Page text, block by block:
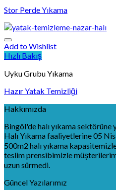
Stor Perde Yıkama
Add to Wishlist
Hızlı Bakış
Uyku Grubu Yıkama
Hazır Yatak Temizliği
Hakkımızda
Bingöl'de halı yıkama
Halı Yıkama faaliyetlerine 05
500m2 halı yıkama
teslim prensibimizle
uzun sürmedi.
Güncel Yazılarımız